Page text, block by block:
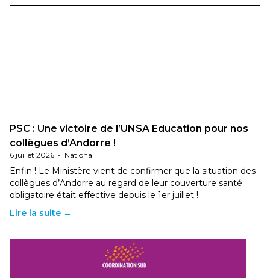
PSC : Une victoire de l’UNSA Education pour nos
collègues d’Andorre !
6 juillet 2026 - National
Enfin ! Le Ministère vient de confirmer que la situation des
collègues d’Andorre au regard de leur couverture santé
obligatoire était effective depuis le 1er juillet !…
Lire la suite →